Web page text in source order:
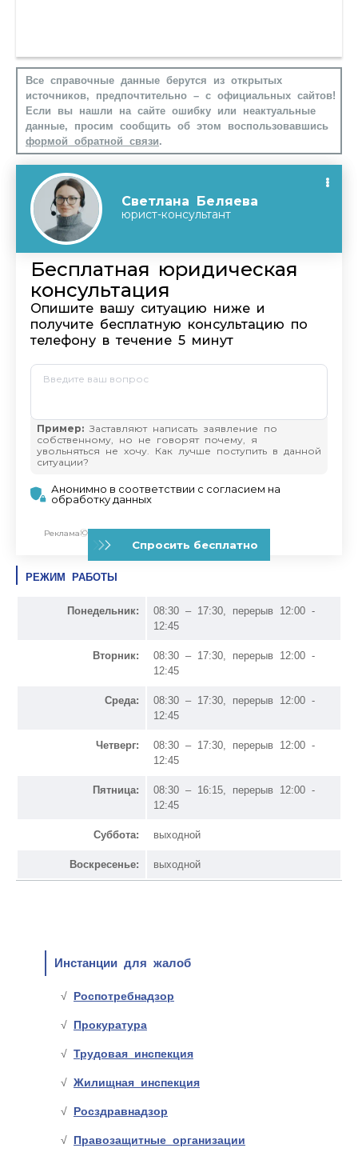
Все справочные данные берутся из открытых
источников, предпочтительно – с официальных сайтов!
Если вы нашли на сайте ошибку или неактуальные
данные, просим сообщить об этом воспользовавшись
формой обратной связи.
РЕЖИМ РАБОТЫ
Понедельник:
08:30 – 17:30, перерыв 12:00 -
12:45
Вторник:
08:30 – 17:30, перерыв 12:00 -
12:45
Среда:
08:30 – 17:30, перерыв 12:00 -
12:45
Четверг:
08:30 – 17:30, перерыв 12:00 -
12:45
Пятница:
08:30 – 16:15, перерыв 12:00 -
12:45
Суббота: выходной
Воскресенье: выходной
Инстанции для жалоб
Роспотребнадзор
Прокуратура
Трудовая инспекция
Жилищная инспекция
Росздравнадзор
Правозащитные организации